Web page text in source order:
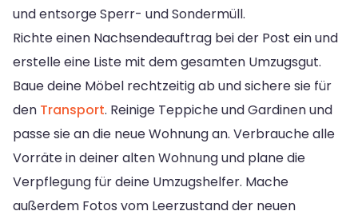
und entsorge Sperr- und Sondermüll.
Richte einen Nachsendeauftrag bei der Post ein und
erstelle eine Liste mit dem gesamten Umzugsgut.
Baue deine Möbel rechtzeitig ab und sichere sie für
den Transport. Reinige Teppiche und Gardinen und
passe sie an die neue Wohnung an. Verbrauche alle
Vorräte in deiner alten Wohnung und plane die
Verpflegung für deine Umzugshelfer. Mache
außerdem Fotos vom Leerzustand der neuen